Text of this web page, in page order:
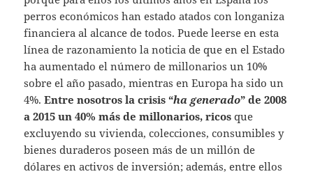
perros económicos han estado atados con longaniza
financiera al alcance de todos. Puede leerse en esta
línea de razonamiento la noticia de que en el Estado
ha aumentado el número de millonarios un 10%
sobre el año pasado, mientras en Europa ha sido un
4%.Entre nosotros la crisis “ha generado” de 2008
a 2015 un 40% más de millonarios, ricos que
excluyendo su vivienda, colecciones, consumibles y
bienes duraderos poseen más de un millón de
dólares en activos de inversión; además, entre ellos